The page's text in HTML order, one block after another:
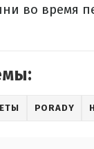
во время
PORADY